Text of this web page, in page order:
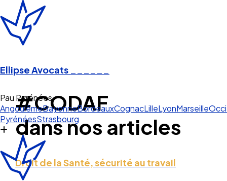
Ellipse Avocats
Pau Pyrénées
AngoulêmeBayonneBordeauxCognacLilleLyonMarseille
PyrénéesStrasbourg
#CODAF
dans nos articles
Droit de la Santé, sécurité au travail